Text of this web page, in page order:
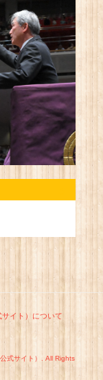
イト）について
式サイト）. All Rights